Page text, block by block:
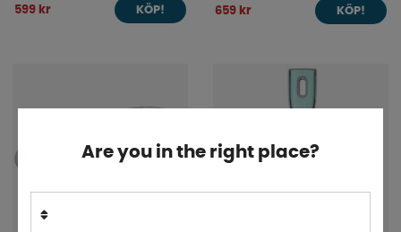
599 kr KÖP! 659 kr KÖP!
Are you in the right place?